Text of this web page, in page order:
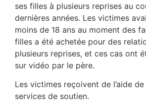
ses filles à plusieurs reprises au
dernières années. Les victimes
moins de 18 ans au moment des
filles a été achetée pour des
plusieurs reprises, et ces cas ont
sur vidéo par le père.
Les victimes reçoivent de l’aide
services de soutien.